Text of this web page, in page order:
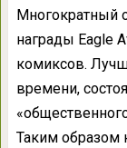
Многократный
награды Eagle
комиксов.
времени,
Таким образом